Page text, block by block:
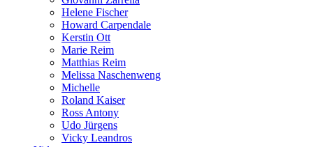
Helene Fischer
Howard Carpendale
Kerstin Ott
Marie Reim
Matthias Reim
Melissa Naschenweng
Michelle
Roland Kaiser
Ross Antony
Udo Jürgens
Vicky Leandros